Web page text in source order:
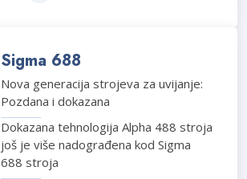
Sigma 688
Nova generacija strojeva za uvijanje:
Pozdana i dokazana
Dokazana tehnologija Alpha 488 stroja
još je više nadograđena kod Sigma
688 stroja